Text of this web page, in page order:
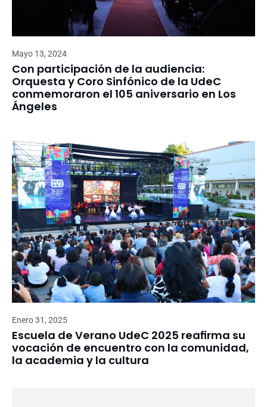
Mayo 13, 2024
Con participación de la audiencia:
Orquesta y Coro Sinfónico de la UdeC
conmemoraron el 105 aniversario en Los
Ángeles
Enero 31, 2025
Escuela de Verano UdeC 2025 reafirma su
vocación de encuentro con la comunidad,
la academia y la cultura